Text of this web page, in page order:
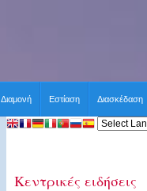
Διαμονή Εστίαση Διασκέδαση
Κεντρικές ειδήσεις